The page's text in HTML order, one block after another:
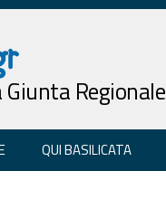
Regionale
QUI BASILICATA